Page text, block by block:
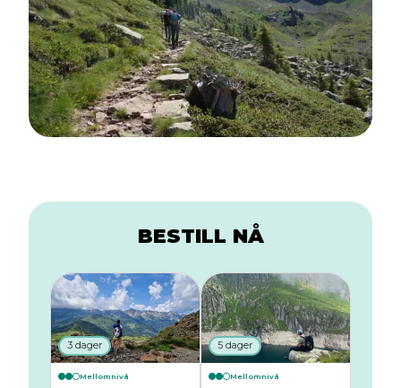
BESTILL NÅ
3 dager
Mellomnivå
5 dager
Mellomnivå